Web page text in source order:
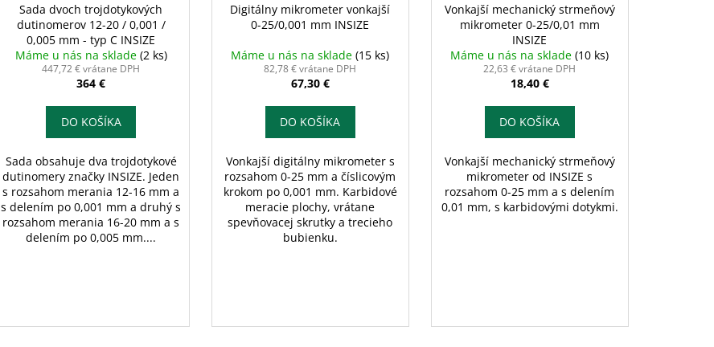
Sada dvoch trojdotykových
dutinomerov 12-20 / 0,001 /
0,005 mm - typ C INSIZE
Máme u nás na sklade (2 ks)
447,72 € vrátane DPH
364 €
DO KOŠÍKA
Sada obsahuje dva trojdotykové
dutinomery značky INSIZE. Jeden
s rozsahom merania 12-16 mm a
s delením po 0,001 mm a druhý s
rozsahom merania 16-20 mm a s
delením po 0,005 mm....
Digitálny mikrometer vonkajší
0-25/0,001 mm INSIZE
Máme u nás na sklade(15 ks)
82,78 € vrátane DPH
67,30 €
DO KOŠÍKA
Vonkajší digitálny mikrometer s
rozsahom 0-25 mm a číslicovým
krokom po 0,001 mm. Karbidové
meracie plochy, vrátane
spevňovacej skrutky a trecieho
bubienku.
Vonkajší mechanický strmeňový
mikrometer 0-25/0,01 mm
INSIZE
Máme u nás na sklade(10 ks)
22,63 € vrátane DPH
18,40 €
DO KOŠÍKA
Vonkajší mechanický strmeňový
mikrometer od INSIZE s
rozsahom 0-25 mm a s delením
0,01 mm, s karbidovými dotykmi.